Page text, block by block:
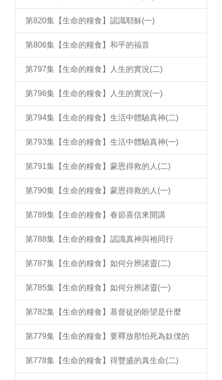
第820集【生命的糧食】認識耶穌(一)
第806集【生命的糧食】和平的福音
第797集【生命的糧食】人生的實況(二)
第796集【生命的糧食】人生的實況(一)
第794集【生命的糧食】生活中體驗真神(二)
第793集【生命的糧食】生活中體驗真神(一)
第791集【生命的糧食】蒙恩得救的人(二)
第790集【生命的糧食】蒙恩得救的人(一)
第789集【生命的糧食】春節喜信來開講
第788集【生命的糧食】認識真神與祂同行
第787集【生命的糧食】如何分辨諸靈(二)
第785集【生命的糧食】如何分辨諸靈(一)
第782集【生命的糧食】基督徒的盼望是什麼
第779集【生命的糧食】要釋放那怕死為奴僕的
第778集【生命的糧食】得豐盛的真生命(二)